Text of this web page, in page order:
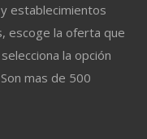
establecimientos
escoge la oferta que
la opción
mas de 500